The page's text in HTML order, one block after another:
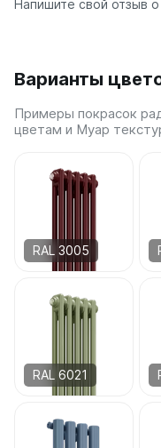
Напишите свой отзыв о
Варианты
Примеры покрасок
цветам и Муар
RAL 3005
RAL 6021